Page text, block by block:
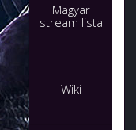
Magyar
stream lista
Wiki